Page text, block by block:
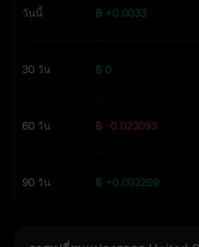
วันนี้ ฿ +0.0033
30 วัน ฿ 0
60 วัน ฿ -0.023093
90 วัน ฿ +0.003299